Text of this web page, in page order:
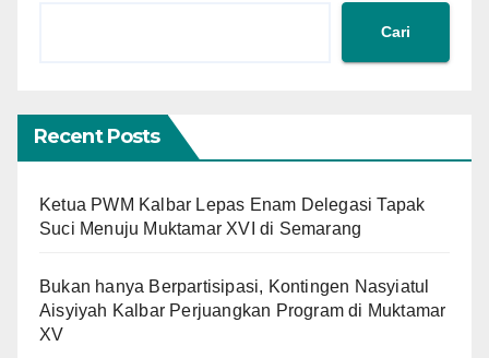
Cari
Recent Posts
Ketua PWM Kalbar Lepas Enam Delegasi Tapak
Suci Menuju Muktamar XVI di Semarang
Bukan hanya Berpartisipasi, Kontingen Nasyiatul
Aisyiyah Kalbar Perjuangkan Program di Muktamar
XV